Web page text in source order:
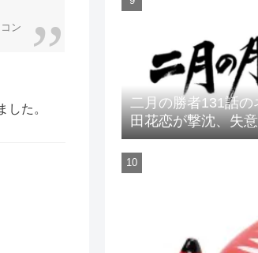
ン
た。
二月の勝者131話
田花恋が撃沈、失